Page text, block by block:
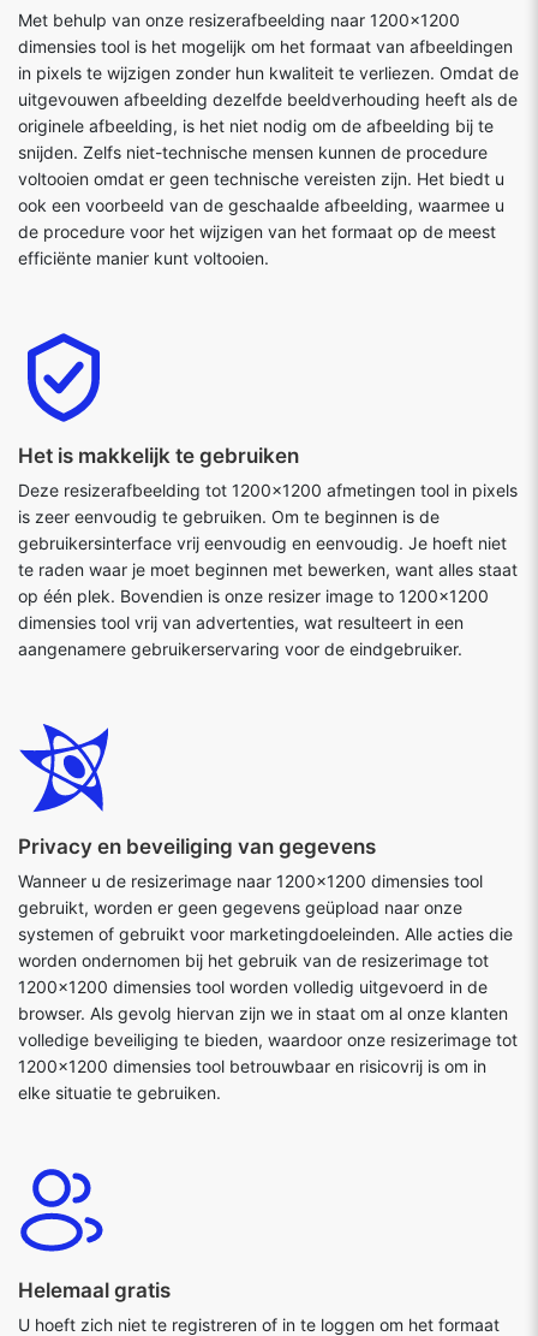
Met behulp van onze resizerafbeelding naar 1200x1200
dimensies tool is het mogelijk om het formaat van afbeeldingen
in pixels te wijzigen zonder hun kwaliteit te verliezen. Omdat de
uitgevouwen afbeelding dezelfde beeldverhouding heeft als de
originele afbeelding, is het niet nodig om de afbeelding bij te
snijden. Zelfs niet-technische mensen kunnen de procedure
voltooien omdat er geen technische vereisten zijn. Het biedt u
ook een voorbeeld van de geschaalde afbeelding, waarmee u
de procedure voor het wijzigen van het formaat op de meest
efficiënte manier kunt voltooien.
Het is makkelijk te gebruiken
Deze resizerafbeelding tot 1200x1200 afmetingen tool in pixels
is zeer eenvoudig te gebruiken. Om te beginnen is de
gebruikersinterface vrij eenvoudig en eenvoudig. Je hoeft niet
te raden waar je moet beginnen met bewerken, want alles staat
op één plek. Bovendien is onze resizer image to 1200x1200
dimensies tool vrij van advertenties, wat resulteert in een
aangenamere gebruikerservaring voor de eindgebruiker.
Privacy en beveiliging van gegevens
Wanneer u de resizerimage naar 1200x1200 dimensies tool
gebruikt, worden er geen gegevens geüpload naar onze
systemen of gebruikt voor marketingdoeleinden. Alle acties die
worden ondernomen bij het gebruik van de resizerimage tot
1200x1200 dimensies tool worden volledig uitgevoerd in de
browser. Als gevolg hiervan zijn we in staat om al onze klanten
volledige beveiliging te bieden, waardoor onze resizerimage tot
1200x1200 dimensies tool betrouwbaar en risicovrij is om in
elke situatie te gebruiken.
Helemaal gratis
U hoeft zich niet te registreren of in te loggen om het formaat